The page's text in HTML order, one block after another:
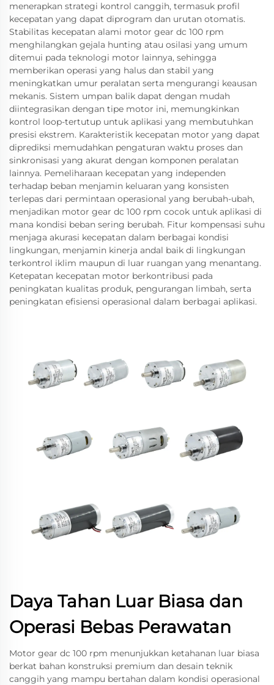
menerapkan strategi kontrol canggih, termasuk profil
kecepatan yang dapat diprogram dan urutan otomatis.
Stabilitas kecepatan alami motor gear dc 100 rpm
menghilangkan gejala hunting atau osilasi yang umum
ditemui pada teknologi motor lainnya, sehingga
memberikan operasi yang halus dan stabil yang
meningkatkan umur peralatan serta mengurangi keausan
mekanis. Sistem umpan balik dapat dengan mudah
diintegrasikan dengan tipe motor ini, memungkinkan
kontrol loop-tertutup untuk aplikasi yang membutuhkan
presisi ekstrem. Karakteristik kecepatan motor yang dapat
diprediksi memudahkan pengaturan waktu proses dan
sinkronisasi yang akurat dengan komponen peralatan
lainnya. Pemeliharaan kecepatan yang independen
terhadap beban menjamin keluaran yang konsisten
terlepas dari permintaan operasional yang berubah-ubah,
menjadikan motor gear dc 100 rpm cocok untuk aplikasi di
mana kondisi beban sering berubah. Fitur kompensasi suhu
menjaga akurasi kecepatan dalam berbagai kondisi
lingkungan, menjamin kinerja andal baik di lingkungan
terkontrol iklim maupun di luar ruangan yang menantang.
Ketepatan kecepatan motor berkontribusi pada
peningkatan kualitas produk, pengurangan limbah, serta
peningkatan efisiensi operasional dalam berbagai aplikasi.
Daya Tahan Luar Biasa dan
Operasi Bebas Perawatan
Motor gear dc 100 rpm menunjukkan ketahanan luar biasa
berkat bahan konstruksi premium dan desain teknik
canggih yang mampu bertahan dalam kondisi operasional